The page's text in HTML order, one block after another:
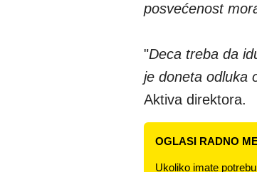
posvećenost
"Deca treba da
je doneta odluka
Aktiva direktora.
OGLASI RADNO
Ukoliko imate